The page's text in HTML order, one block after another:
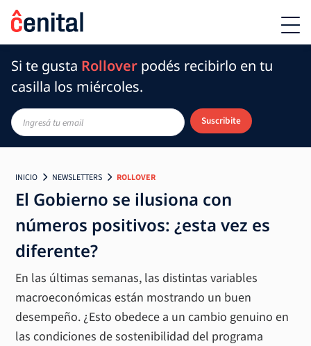
Si te gusta Rollover podés recibirlo en tu
casilla los miércoles.
Suscribite
INICIO NEWSLETTERS ROLLOVER
El Gobierno se ilusiona con
números positivos: ¿esta vez es
diferente?
En las últimas semanas, las distintas variables
macroeconómicas están mostrando un buen
desempeño. ¿Esto obedece a un cambio genuino en
las condiciones de sostenibilidad del programa